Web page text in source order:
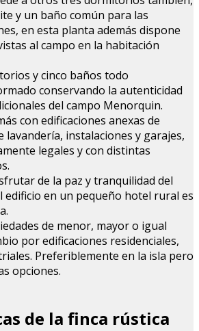
y un baño común para las
en esta planta además dispone
al campo en la habitación
y cinco baños todo
conservando la autenticidad
del campo Menorquin.
con edificaciones anexas de
lavandería, instalaciones y garajes,
legales y con distintas
de la paz y tranquilidad del
edificio en un pequeño hotel rural es
de menor, mayor o igual
por edificaciones residenciales,
Preferiblemente en la isla pero
opciones.
de la finca rústica